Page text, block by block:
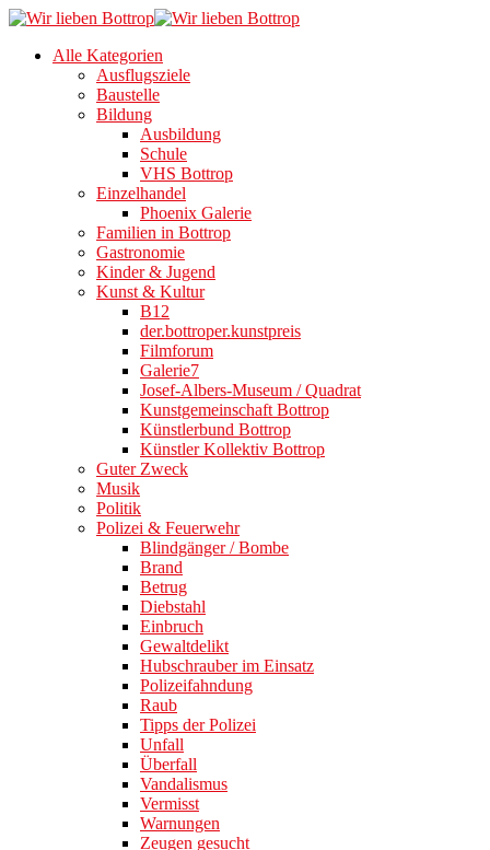
Alle Kategorien
Ausflugsziele
Baustelle
Bildung
Ausbildung
Schule
VHS Bottrop
Einzelhandel
Phoenix Galerie
Familien in Bottrop
Gastronomie
Kinder & Jugend
Kunst & Kultur
B12
der.bottroper.kunstpreis
Filmforum
Galerie7
Josef-Albers-Museum / Quadrat
Kunstgemeinschaft Bottrop
Künstlerbund Bottrop
Künstler Kollektiv Bottrop
Guter Zweck
Musik
Politik
Polizei & Feuerwehr
Blindgänger / Bombe
Brand
Betrug
Diebstahl
Einbruch
Gewaltdelikt
Hubschrauber im Einsatz
Polizeifahndung
Raub
Tipps der Polizei
Unfall
Überfall
Vandalismus
Vermisst
Warnungen
Zeugen gesucht